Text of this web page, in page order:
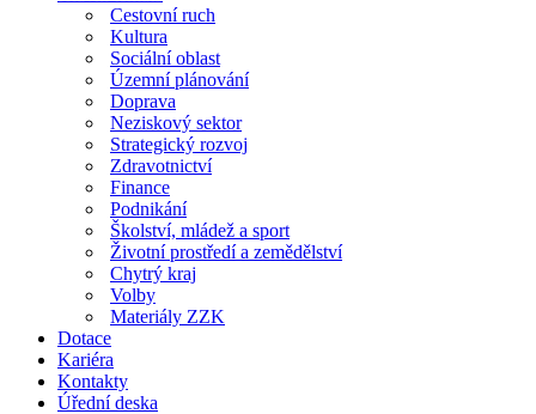
Cestovní ruch
Kultura
Sociální oblast
Územní plánování
Doprava
Neziskový sektor
Strategický rozvoj
Zdravotnictví
Finance
Podnikání
Školství, mládež a sport
Životní prostředí a zemědělství
Chytrý kraj
Volby
Materiály ZZK
Dotace
Kariéra
Kontakty
Úřední deska